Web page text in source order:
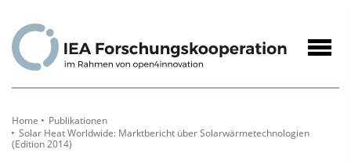
Inhalt
Home
Publikationen
Solar Heat Worldwide: Marktbericht über Solarwärme­technologien
(Edition 2014)